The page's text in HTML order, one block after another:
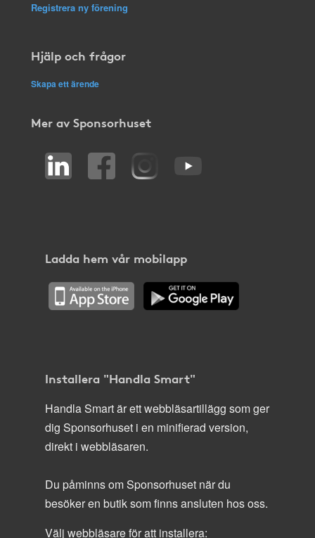
Registrera ny förening
Hjälp och frågor
Skapa ett ärende
Mer av Sponsorhuset
Ladda hem vår mobilapp
Installera "Handla Smart"
Handla Smart är ett webbläsartillägg som ger
dig Sponsorhuset i en minifierad version,
direkt i webbläsaren.
Du påminns om Sponsorhuset när du
besöker en butik som finns ansluten hos oss.
Välj webbläsare för att installera: